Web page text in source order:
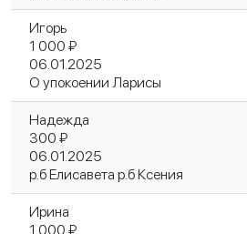
Игорь
1 000 ₽
06.01.2025
О упокоении Ларисы
Надежда
300 ₽
06.01.2025
р.б Елисавета р.б Ксения
Ирина
1 000 ₽